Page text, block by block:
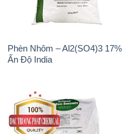
Phèn Nhôm – Al2(SO4)3 17%
Ấn Độ India